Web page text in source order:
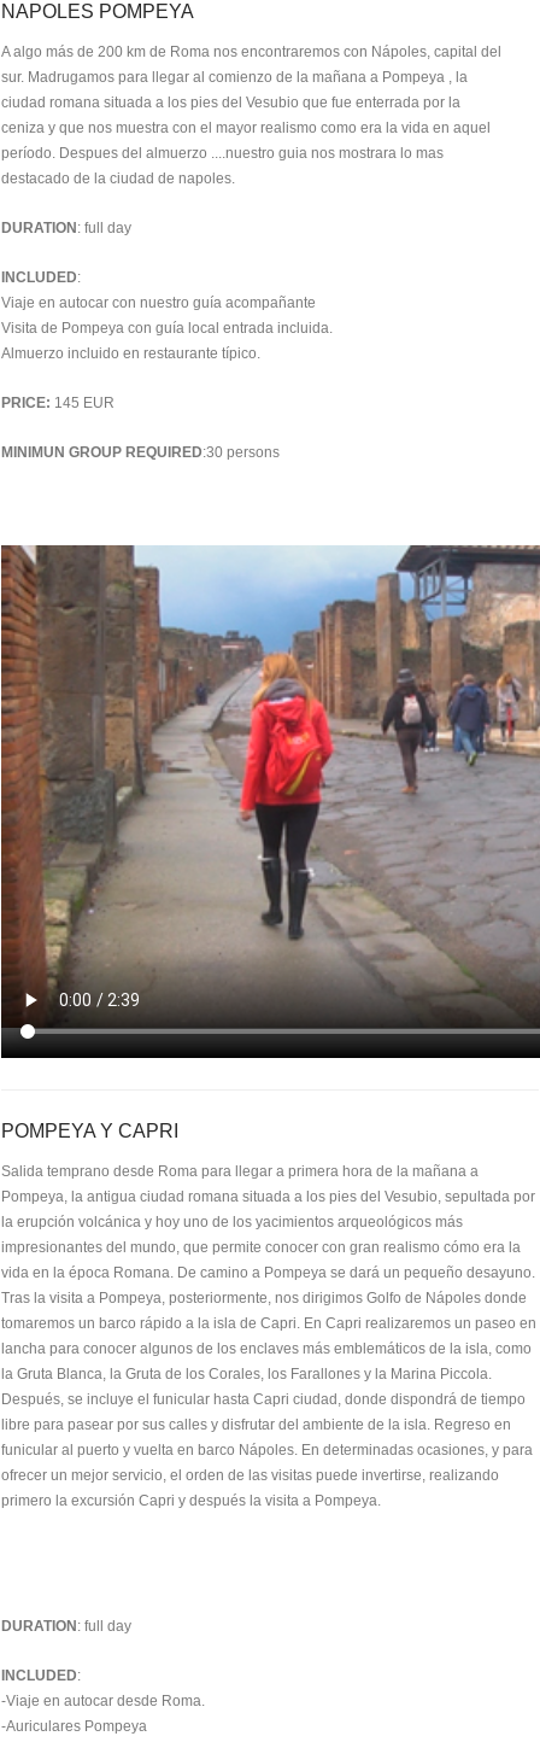
NAPOLES POMPEYA
A algo más de 200 km de Roma nos encontraremos con Nápoles, capital del
sur. Madrugamos para llegar al comienzo de la mañana a Pompeya , la
ciudad romana situada a los pies del Vesubio que fue enterrada por la
ceniza y que nos muestra con el mayor realismo como era la vida en aquel
período. Despues del almuerzo ....nuestro guia nos mostrara lo mas
destacado de la ciudad de napoles.
DURATION : full day
INCLUDED:
Viaje en autocar con nuestro guía acompañante
Visita de Pompeya con guía local entrada incluida.
Almuerzo incluido en restaurante típico.
PRICE: 145 EUR
MINIMUN GROUP REQUIRED:30 persons
POMPEYA Y CAPRI
Salida temprano desde Roma para llegar a primera hora de la mañana a
Pompeya, la antigua ciudad romana situada a los pies del Vesubio, sepultada por
la erupción volcánica y hoy uno de los yacimientos arqueológicos más
impresionantes del mundo, que permite conocer con gran realismo cómo era la
vida en la época Romana. De camino a Pompeya se dará un pequeño desayuno.
Tras la visita a Pompeya, posteriormente, nos dirigimos Golfo de Nápoles donde
tomaremos un barco rápido a la isla de Capri. En Capri realizaremos un paseo en
lancha para conocer algunos de los enclaves más emblemáticos de la isla, como
la Gruta Blanca, la Gruta de los Corales, los Farallones y la Marina Piccola.
Después, se incluye el funicular hasta Capri ciudad, donde dispondrá de tiempo
libre para pasear por sus calles y disfrutar del ambiente de la isla. Regreso en
funicular al puerto y vuelta en barco Nápoles. En determinadas ocasiones, y para
ofrecer un mejor servicio, el orden de las visitas puede invertirse, realizando
primero la excursión Capri y después la visita a Pompeya.
DURATION : full day
INCLUDED:
-Viaje en autocar desde Roma.
-Auriculares Pompeya